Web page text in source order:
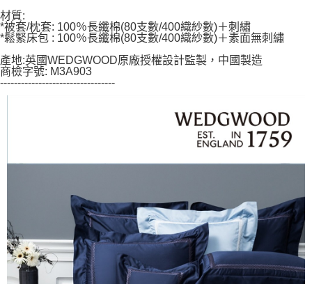
材質:
*被套/枕套: 100％長纖棉(80支數/400織紗數)＋刺繡
*鬆緊床包 : 100％長纖棉(80支數/400織紗數)＋素面無刺繡
產地:英國WEDGWOOD原廠授權設計監製，中國製造
商檢字號: M3A903
---------------------------------